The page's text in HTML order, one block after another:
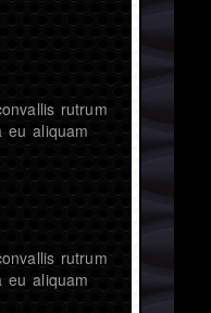
rutrum
eu aliquam
rutrum
eu aliquam